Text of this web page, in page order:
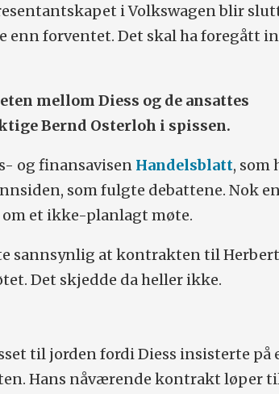
i Volkswagen blir
enn forventet. Det skal ha foregått
mellom Diess og de ansattes
Bernd Osterloh i spissen.
og finansavisen Handelsblatt, som
som fulgte debattene. Nok
et ikke-planlagt møte.
sannsynlig at kontrakten til
Det skjedde da heller ikke.
til jorden fordi Diess insisterte på
Hans nåværende kontrakt løper